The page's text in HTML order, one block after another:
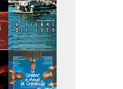
>La fiebre del loco